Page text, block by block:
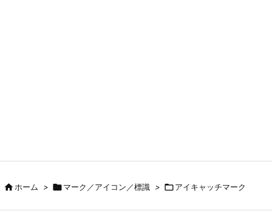
ホーム > マーク／アイコン／標識 > アイキャッチマーク